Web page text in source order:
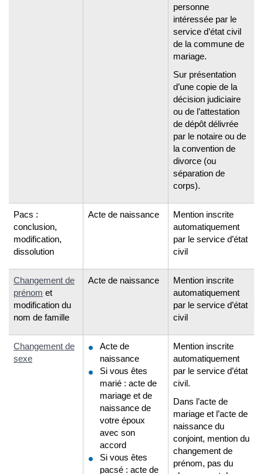
personne
intéressée par le
service d’état civil
de la commune de
mariage.
Sur présentation
d’une copie de la
décision judiciaire
ou de l’attestation
de dépôt délivrée
par le notaire ou de
la convention de
divorce (ou
séparation de
corps).
Pacs :
conclusion,
modification,
dissolution
Acte de naissance
Mention inscrite
automatiquement
par le service d’état
civil
Changement de
prénom et
modification du
nom de famille
Acte de naissance
Mention inscrite
automatiquement
par le service d’état
civil
Changement de
sexe
Acte de
naissance
Si vous êtes
marié : acte de
mariage et de
naissance de
votre époux
avec son
accord
Si vous êtes
pacsé : acte de
Mention inscrite
automatiquement
par le service d’état
civil.
Dans l’acte de
mariage et l’acte de
naissance du
conjoint, mention du
changement de
prénom, pas du